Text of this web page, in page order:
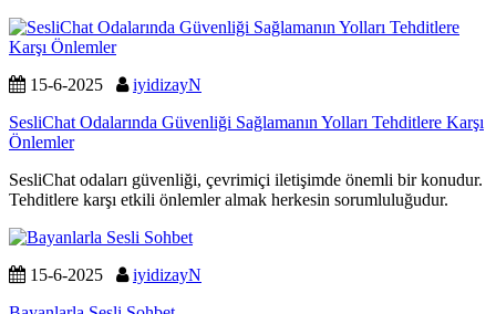
15-6-2025
iyidizayN
SesliChat Odalarında Güvenliği Sağlamanın Yolları Tehditlere Karşı
Önlemler
SesliChat odaları güvenliği, çevrimiçi iletişimde önemli bir konudur.
Tehditlere karşı etkili önlemler almak herkesin sorumluluğudur.
15-6-2025
iyidizayN